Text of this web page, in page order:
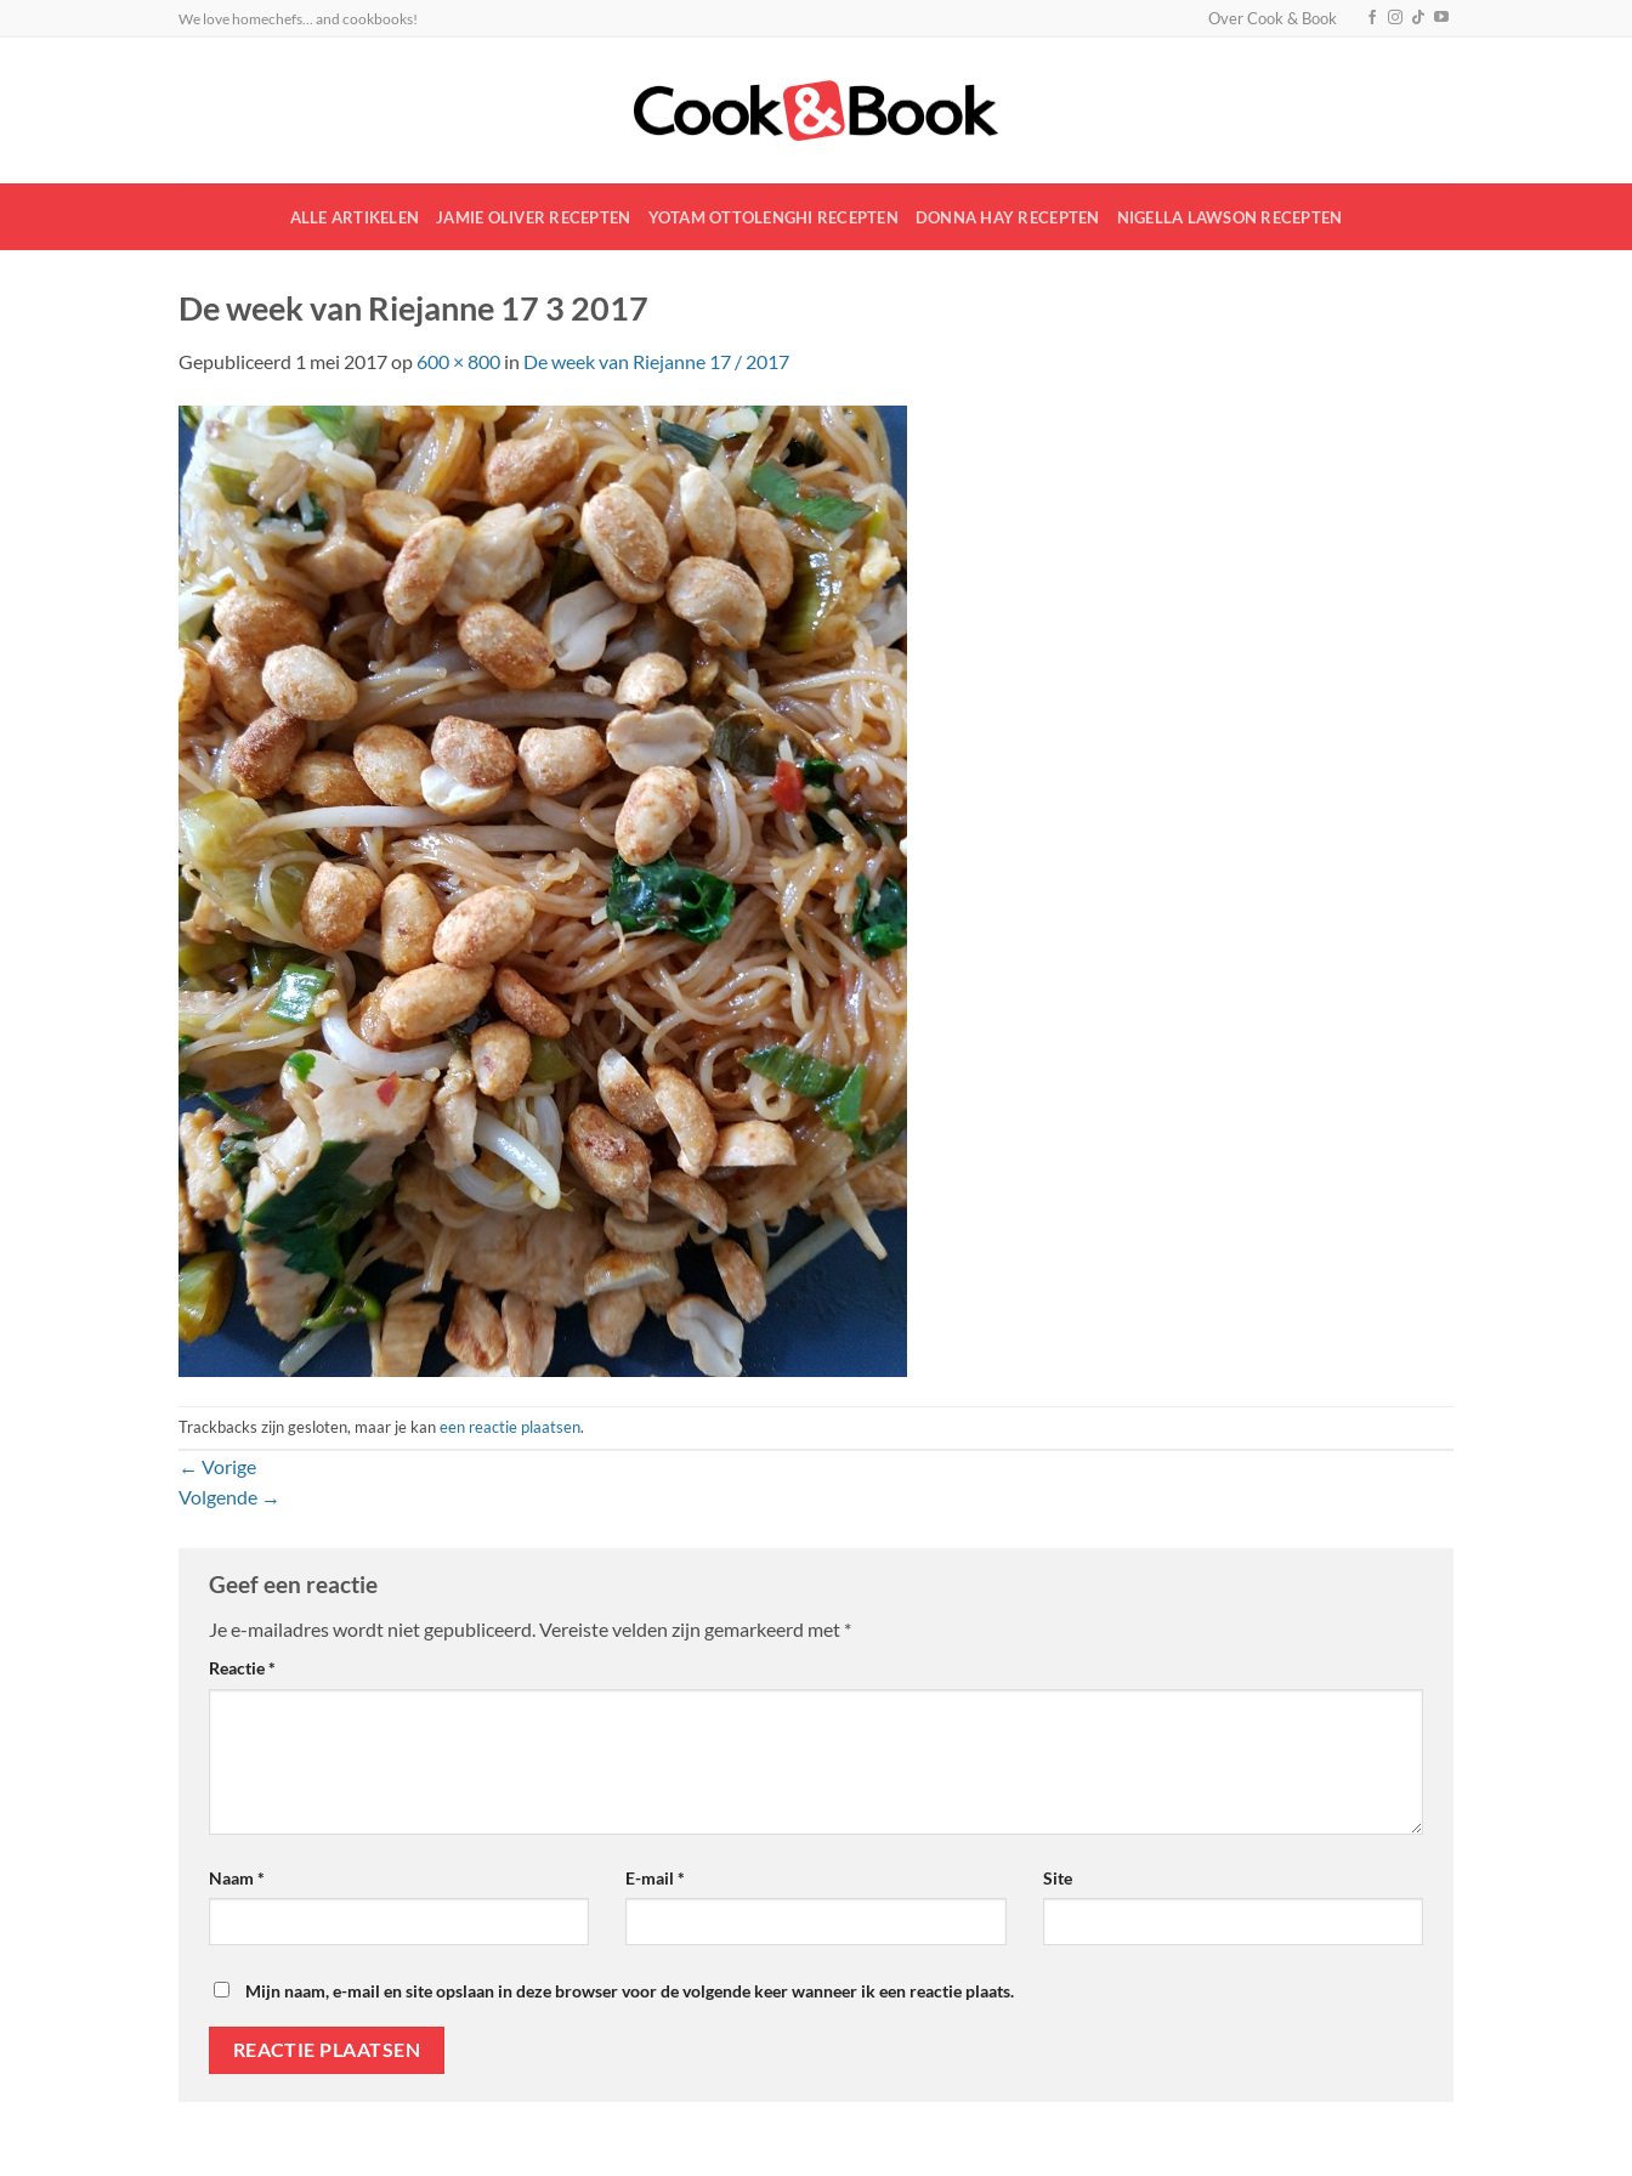
We love homechefs... and cookbooks! Over Cook & Book
ALLE ARTIKELEN JAMIE OLIVER RECEPTEN YOTAM OTTOLENGHI RECEPTEN DONNA HAY RECEPTEN NIGELLA LAWSON RECEPTEN
De week van Riejanne 17 3 2017
Gepubliceerd 1 mei 2017op600 × 800 in De week van Riejanne 17 / 2017
Trackbacks zijn gesloten, maar je kaneen reactie plaatsen.
← Vorige
Volgende →
Geef een reactie
Je e-mailadres wordt niet gepubliceerd.Vereiste velden zijn gemarkeerd met *
Reactie*
Naam * E-mail* Site
Mijn naam, e-mail en site opslaan in deze browser voor de volgende keer wanneer ik een reactie plaats.